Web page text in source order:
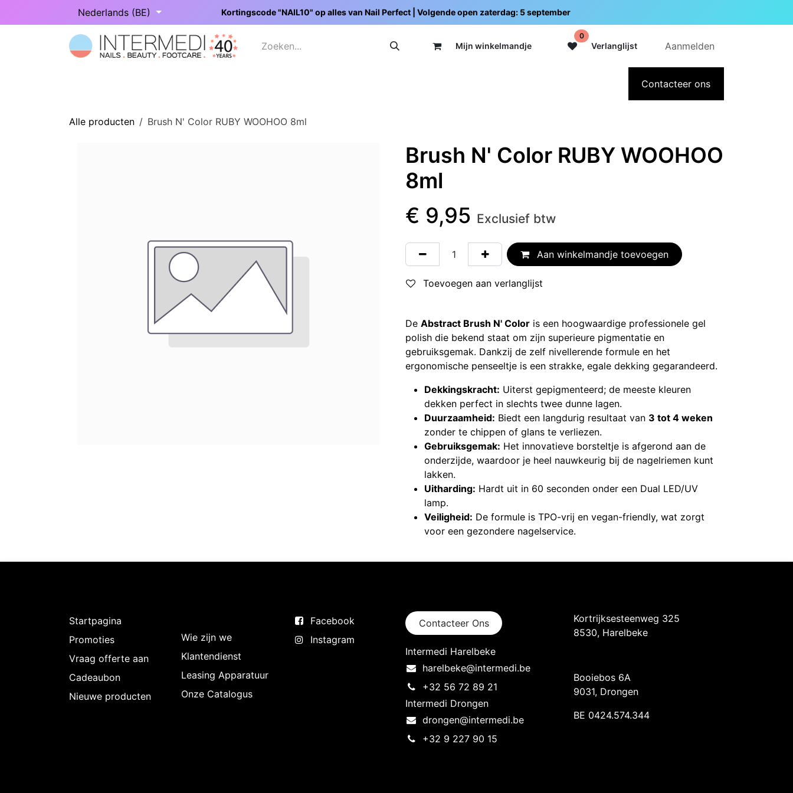
Overslaan naar inhoudNederlands (BE) Kortingscode "NAIL10" op alles van Nail Perfect | Volgende open zaterdag: 5 september
Mijn winkelmandje
0
Verlanglijst Aanmelden
Over IntermediContacteer ons
Alle producten Brush N' Color RUBY WOOHOO 8ml
Brush N' Color RUBY WOOHOO
8ml
De Abstract Brush N' Color is een hoogwaardige professionele gel
polish die bekend staat om zijn superieure pigmentatie en
gebruiksgemak. Dankzij de zelf nivellerende formule en het
ergonomische penseeltje is een strakke, egale dekking gegarandeerd.
Dekkingskracht: Uiterst gepigmenteerd; de meeste kleuren
dekken perfect in slechts twee dunne lagen.
Duurzaamheid: Biedt een langdurig resultaat van 3 tot 4 weken
zonder te chippen of glans te verliezen.
Gebruiksgemak: Het innovatieve borsteltje is afgerond aan de
onderzijde, waardoor je heel nauwkeurig bij de nagelriemen kunt
lakken.
Uitharding: Hardt uit in 60 seconden onder een Dual LED/UV
lamp.
Veiligheid: De formule is TPO-vrij en vegan-friendly, wat zorgt
voor een gezondere nagelservice.
€ 9,95 Exclusief btw
Aan winkelmandje toevoegen
Toevoegen aan verlanglijst
Startpagina
Promoties
Vraag offerte aan
Cadeaubon
Nieuwe producten
Wie zijn we
Klantendienst
Leasing Apparatuur
Onze Catalogus
Facebook
Instagram
Contacteer Ons
Intermedi Harelbeke
harelbeke@intermedi.be
+32 56 72 89 21
Intermedi Drongen
drongen@intermedi.be
+32 9 227 90 15
Kortrijksesteenweg 325
8530, Harelbeke
Booiebos 6A
9031, Drongen
BE 0424.574.344